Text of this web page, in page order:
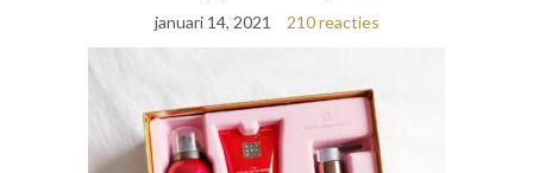
januari 14, 2021 210 reacties